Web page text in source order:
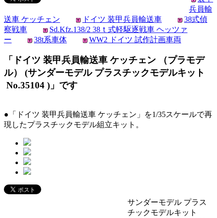
兵員輸
送車 ケッチェン
ドイツ 装甲兵員輸送車
38式偵
察戦車
Sd.Kfz.138/2 38ｔ式軽駆逐戦車 ヘッツァ
ー
38t系車体 WW2 ドイツ 試作計画車両
「ドイツ 装甲兵員輸送車 ケッチェン （プラモデ
ル） (サンダーモデル プラスチックモデルキット
No.35104 )」です
●「ドイツ 装甲兵員輸送車 ケッチェン」を1/35スケールで再
現したプラスチックモデル組立キット。
サンダーモデル プラス
チックモデルキット